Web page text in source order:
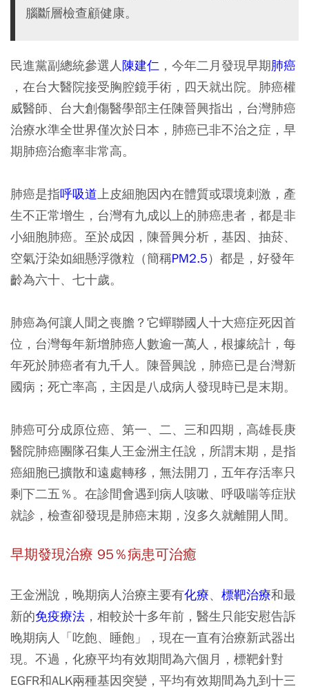
腦斷層檢查顧健康。
民進黨副總統參選人陳建仁 ，今年二月發現早期肺癌
，在台大醫院接受胸腔鏡手術，四天就出院。肺癌權
威醫師、台大創傷醫學部主任陳晉興指出，台灣肺癌
治療水準全世界僅次於日本，肺癌已非不治之症，早
期肺癌治癒率非常高。
肺癌是指呼吸道上皮細胞因內在體質或環境刺激，產
生不正常增生，台灣有九成以上的肺癌患者，都是非
小細胞肺癌。至於成因，陳晉興分析，基因、抽菸、
空氣汙染如細懸浮微粒（簡稱PM2.5）都是，好發年
齡為六十、七十歲。
肺癌為何讓人聞之喪膽？它蟬聯國人十大癌症死因首
位，台灣每年新增肺癌人數逾一萬人，根據統計，每
年死於肺癌者有九千人。陳晉興說，肺癌已是台灣新
國病；死亡率高，主因是八成病人發現時已是末期。
肺癌可分成原位癌、第一、二、三和四期，高雄長庚
醫院肺癌團隊召集人王金洲主任說，所謂末期，是指
癌細胞已擴散和遠處轉移，無法開刀，五年存活率只
剩下二五％。在診間會遇到病人咳嗽、呼吸喘等症狀
就診，檢查卻發現是肺癌末期，沒多久就離開人間。
早期發現治療 95％病患可治癒
王金洲說，晚期病人治療主要有化療、 標靶治療和最
新的免疫療法 ，相較於十多年前，醫生只能安慰告訴
晚期病人「吃飽、睡飽」，現在一直有治療新武器出
現。不過，化療平均有效期間為六個月，標靶針對
EGFR和ALK兩種基因突變，平均有效期間為九到十三